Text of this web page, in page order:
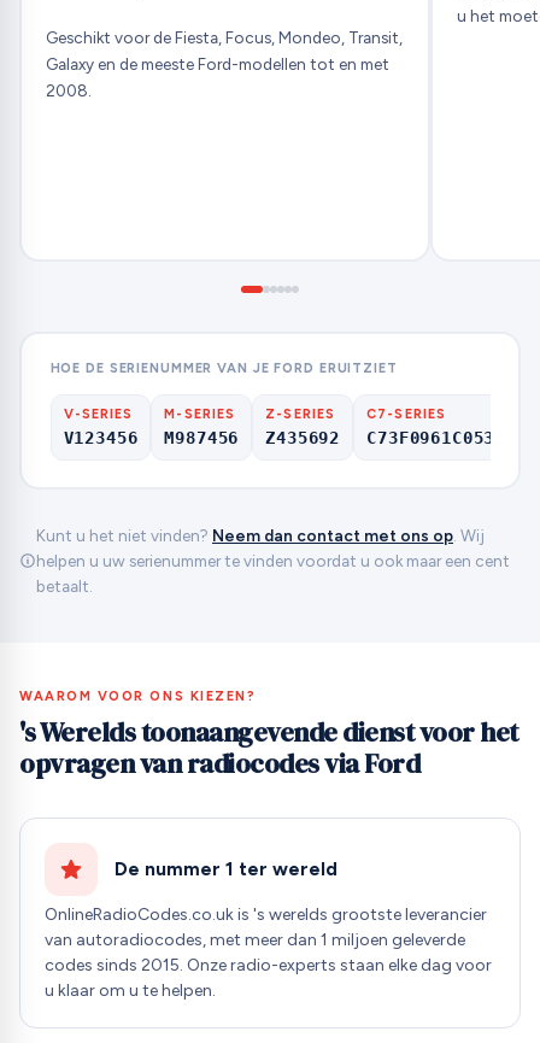
Geschikt voor de Fiesta, Focus, Mondeo, Transit,
Galaxy en de meeste Ford-modellen tot en met
2008.
u het
HOE DE SERIENUMMER VAN JE FORD ERUITZIET
V-SERIES
V123456
M-SERIES
M987456
Z-SERIES
Z435692
C7-SERIES
C73F0961C0536857
Kunt u het niet vinden? Neem dan contact met ons op . Wij
helpen u uw serienummer te vinden voordat u ook maar een cent
betaalt.
WAAROM VOOR ONS KIEZEN?
's Werelds toonaangevende dienst voor het
opvragen van radiocodes via Ford
De nummer 1 ter wereld
OnlineRadioCodes.co.uk is 's werelds grootste leverancier
van autoradiocodes, met meer dan 1 miljoen geleverde
codes sinds 2015. Onze radio-experts staan elke dag voor
u klaar om u te helpen.